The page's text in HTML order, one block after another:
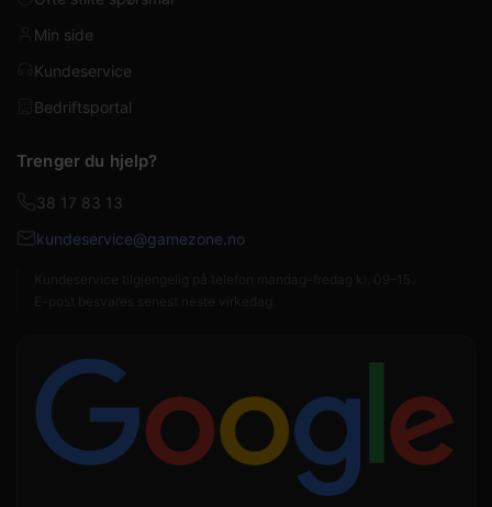
Min side
Kundeservice
Bedriftsportal
Trenger du hjelp?
38 17 83 13
kundeservice@gamezone.no